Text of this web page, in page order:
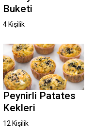
Buketi
4 Kişilik
Peynirli Patates
Kekleri
12 Kişilik